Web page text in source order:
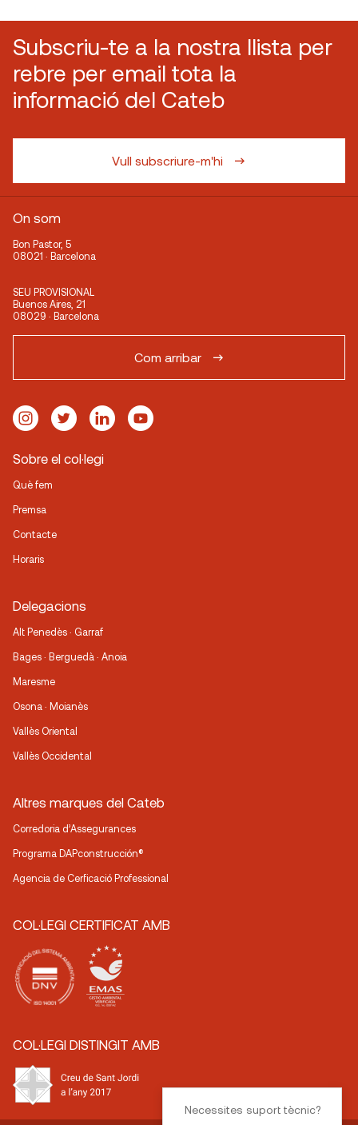
Subscriu-te a la nostra llista per
rebre per email tota la
informació del Cateb
Vull subscriure-m'hi
On som
Bon Pastor, 5
08021 · Barcelona
SEU PROVISIONAL
Buenos Aires, 21
08029 · Barcelona
Com arribar
Sobre el col·legi
Què fem
Premsa
Contacte
Horaris
Delegacions
Alt Penedès · Garraf
Bages · Berguedà · Anoia
Maresme
Osona · Moianès
Vallès Oriental
Vallès Occidental
Altres marques del Cateb
Corredoria d’Assegurances
Programa DAPconstrucción®
Agencia de Cerficació Professional
COL·LEGI CERTIFICAT AMB
COL·LEGI DISTINGIT AMB
Necessites suport tècnic?